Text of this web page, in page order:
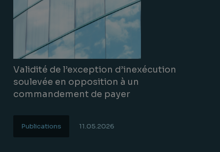
Validité de l’exception d’inexécution
soulevée en opposition à un
commandement de payer
Publications 11.05.2026